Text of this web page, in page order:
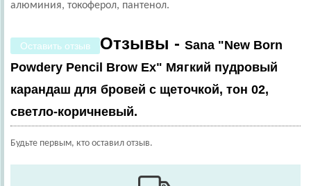
алюминия, токоферол, пантенол.
Оставить отзыв Отзывы - Sana "New Born
Powdery Pencil Brow Ex" Мягкий пудровый
карандаш для бровей с щеточкой, тон 02,
светло-коричневый.
Будьте первым, кто оставил отзыв.